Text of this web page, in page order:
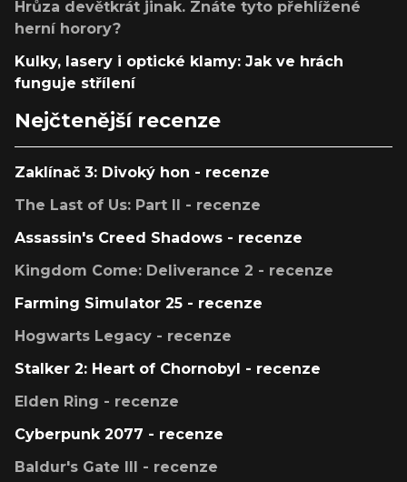
Hrůza devětkrát jinak. Znáte tyto přehlížené
herní horory?
Kulky, lasery i optické klamy: Jak ve hrách
funguje střílení
Nejčtenější recenze
Zaklínač 3: Divoký hon - recenze
The Last of Us: Part II - recenze
Assassin's Creed Shadows - recenze
Kingdom Come: Deliverance 2 - recenze
Farming Simulator 25 - recenze
Hogwarts Legacy - recenze
Stalker 2: Heart of Chornobyl - recenze
Elden Ring - recenze
Cyberpunk 2077 - recenze
Baldur's Gate III - recenze